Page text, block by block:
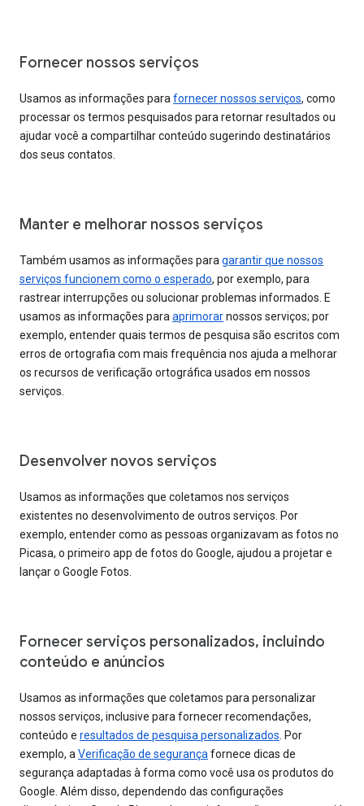
Fornecer nossos serviços
Usamos as informações para fornecer nossos serviços, como
processar os termos pesquisados para retornar resultados ou
ajudar você a compartilhar conteúdo sugerindo destinatários
dos seus contatos.
Manter e melhorar nossos serviços
Também usamos as informações para garantir que nossos
serviços funcionem como o esperado, por exemplo, para
rastrear interrupções ou solucionar problemas informados. E
usamos as informações para aprimorarnossos serviços; por
exemplo, entender quais termos de pesquisa são escritos com
erros de ortografia com mais frequência nos ajuda a melhorar
os recursos de verificação ortográfica usados em nossos
serviços.
Desenvolver novos serviços
Usamos as informações que coletamos nos serviços
existentes no desenvolvimento de outros serviços. Por
exemplo, entender como as pessoas organizavam as fotos no
Picasa, o primeiro app de fotos do Google, ajudou a projetar e
lançar o Google Fotos.
Fornecer serviços personalizados, incluindo
conteúdo e anúncios
Usamos as informações que coletamos para personalizar
nossos serviços, inclusive para fornecer recomendações,
conteúdo e resultados de pesquisa personalizados . Por
exemplo, a Verificação de segurança fornece dicas de
segurança adaptadas à forma como você usa os produtos do
Google. Além disso, dependendo das configurações